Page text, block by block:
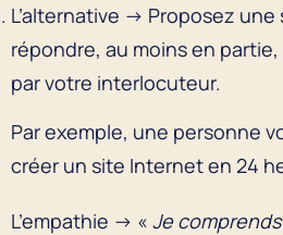
L’alternative → Proposez
répondre, au moins en
par votre interlocuteur.
Par exemple, une personne
créer un site Internet en 24
L’empathie → « Je